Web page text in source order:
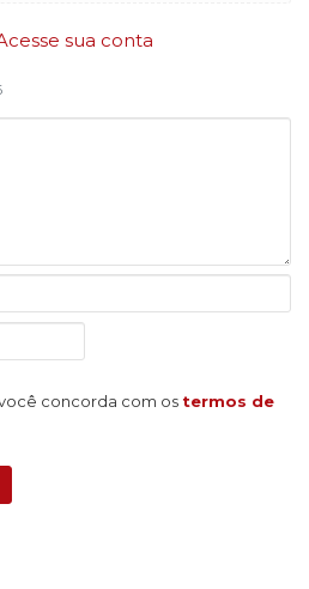
sua conta
concorda com os termos de